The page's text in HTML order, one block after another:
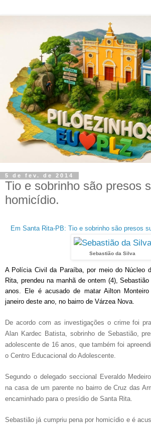
5 de fev. de 2014
Tio e sobrinho são presos
homicídio.
Em Santa Rita-PB: Tio e sobrinho são presos
Sebastião da Silva
A Polícia Civil da Paraíba, por meio do Núcleo
Rita, prendeu na manhã de ontem (4),
anos. Ele é acusado de matar Ailton
janeiro deste ano, no bairro de Várzea Nova.
De acordo com as investigações o crime foi
Alan Kardec Batista, sobrinho de Sebastião,
adolescente de 16 anos, que também foi
o Centro Educacional do Adolescente.
Segundo o delegado seccional Everaldo
na casa de um parente no bairro de Cruz das
encaminhado para o presídio de Santa Rita.
Sebastião já cumpriu pena por homicídio e é